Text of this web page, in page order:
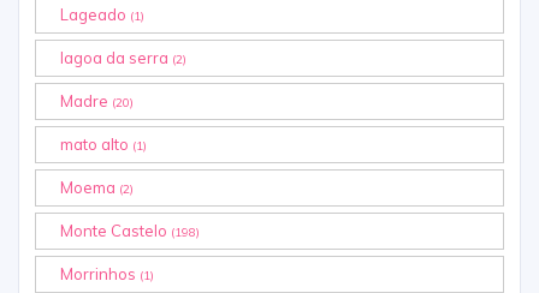
Lageado (1)
lagoa da serra (2)
Madre (20)
mato alto (1)
Moema (2)
Monte Castelo (198)
Morrinhos (1)